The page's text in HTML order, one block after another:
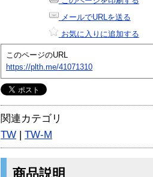
メールでURLを送る
お気に入りに追加する
このページのURL
https://plth.me/41071310
関連カテゴリ
TW | TW-M
商品説明